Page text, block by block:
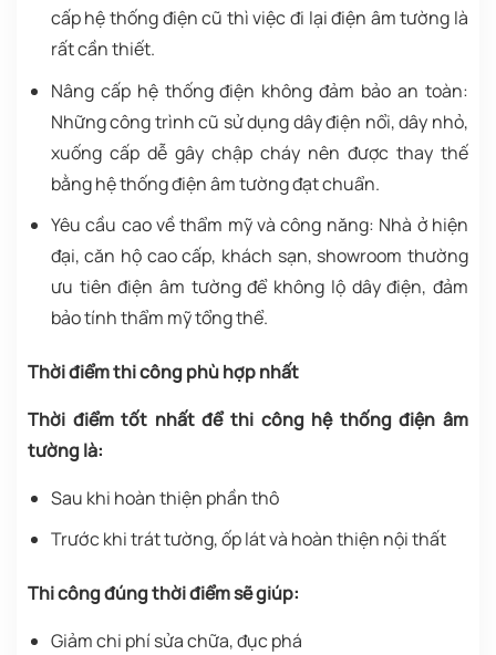
cấp hệ thống điện cũ thì việc đi lại điện âm tường là
rất cần thiết.
Nâng cấp hệ thống điện không đảm bảo an toàn:
Những công trình cũ sử dụng dây điện nổi, dây nhỏ,
xuống cấp dễ gây chập cháy nên được thay thế
bằng hệ thống điện âm tường đạt chuẩn.
Yêu cầu cao về thẩm mỹ và công năng: Nhà ở hiện
đại, căn hộ cao cấp, khách sạn, showroom thường
ưu tiên điện âm tường để không lộ dây điện, đảm
bảo tính thẩm mỹ tổng thể.
Thời điểm thi công phù hợp nhất
Thời điểm tốt nhất để thi công hệ thống điện âm
tường là:
Sau khi hoàn thiện phần thô
Trước khi trát tường, ốp lát và hoàn thiện nội thất
Thi công đúng thời điểm sẽ giúp:
Giảm chi phí sửa chữa, đục phá